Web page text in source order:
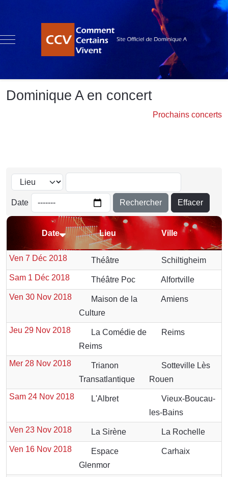
Mobile Menu Toggle
Dominique A en concert
Prochains concerts
Date Rechercher Effacer
Date Lieu Ville
Ven 7 Déc 2018 Théâtre
Schiltigheim
Sam 1 Déc 2018
Théâtre Poc
Alfortville
Ven 30 Nov 2018
Maison de la
Culture
Amiens
Jeu 29 Nov 2018
La Comédie de
Reims
Reims
Mer 28 Nov 2018
Trianon
Transatlantique
Sotteville Lès
Rouen
Sam 24 Nov 2018
L'Albret
Vieux-Boucau-
les-Bains
Ven 23 Nov 2018
La Sirène
La Rochelle
Ven 16 Nov 2018
Espace
Glenmor
Carhaix